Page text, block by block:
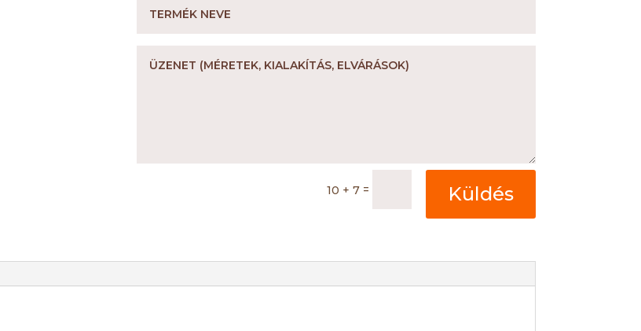
10 + 7= Küldés